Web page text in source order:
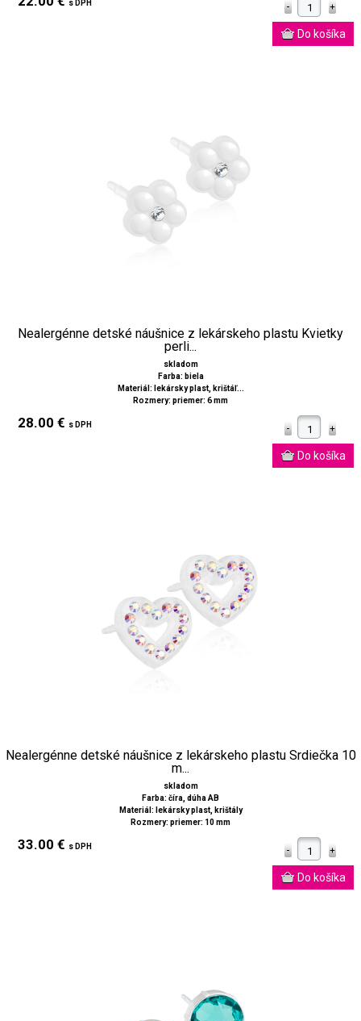
s DPH
Nealergénne detské náušnice z lekárskeho plastu Kvietky
perli...
skladom
Farba: biela
Materiál: lekársky plast, krištáľ...
Rozmery: priemer: 6 mm
28.00 € s DPH
Nealergénne detské náušnice z lekárskeho plastu Srdiečka 10
m...
skladom
Farba: číra, dúha AB
Materiál: lekársky plast, krištály
Rozmery: priemer: 10 mm
33.00 € s DPH